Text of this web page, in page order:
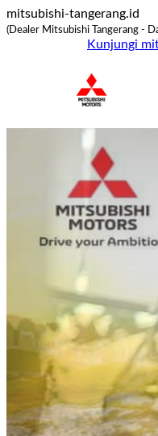
mitsubishi-tangerang.id
(Dealer Mitsubishi Tangerang -
Kunjungi